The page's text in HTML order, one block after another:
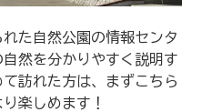
た自然公園の情報センタ
然を分かりやすく説明す
訪れた方は、まずこちら
楽しめます！